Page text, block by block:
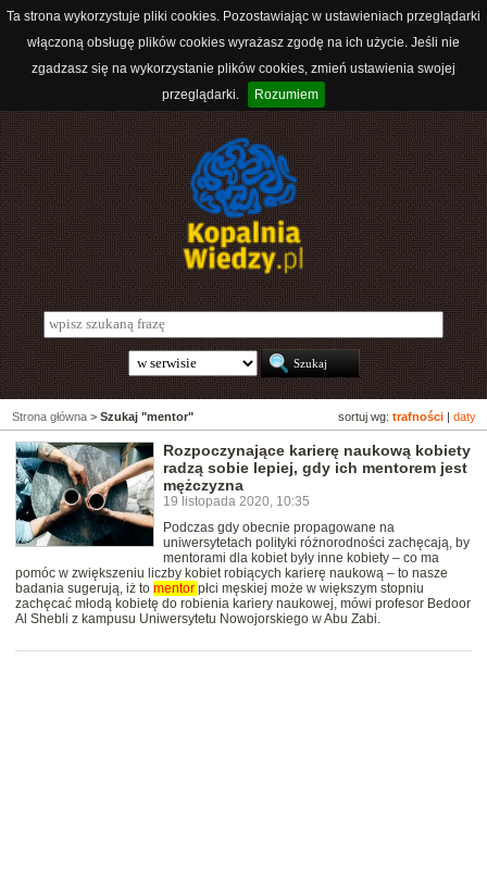
Ta strona wykorzystuje pliki cookies. Pozostawiając w ustawieniach przeglądarki
włączoną obsługę plików cookies wyrażasz zgodę na ich użycie. Jeśli nie
zgadzasz się na wykorzystanie plików cookies, zmień ustawienia swojej
przeglądarki.
Rozumiem
sortuj wg: trafności daty
Strona główna > Szukaj "mentor"
Rozpoczynające karierę naukową kobiety
radzą sobie lepiej, gdy ich mentorem jest
mężczyzna
19 listopada 2020, 10:35
Podczas gdy obecnie propagowane na
uniwersytetach polityki różnorodności zachęcają, by
mentorami dla kobiet były inne kobiety – co ma
pomóc w zwiększeniu liczby kobiet robiących karierę naukową – to nasze
badania sugerują, iż to mentor płci męskiej może w większym stopniu
zachęcać młodą kobietę do robienia kariery naukowej, mówi profesor Bedoor
Al Shebli z kampusu Uniwersytetu Nowojorskiego w Abu Zabi.